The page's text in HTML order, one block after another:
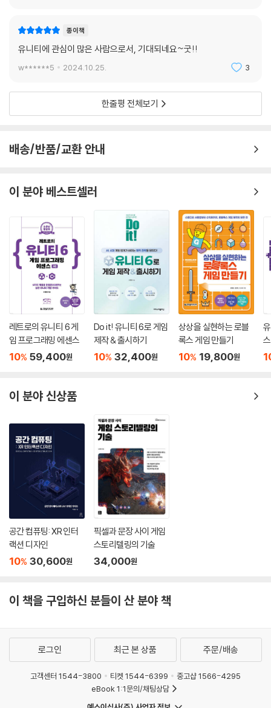
종이책
유니티에 관심이 많은 사람으로서, 기대되네요~굿!!
w******5 2024.10.25. 3
한줄평 전체보기
배송/반품/교환 안내
이 분야 베스트셀러
레트로의 유니티 6 게
임 프로그래밍 에센스
10% 59,400원
Do it! 유니티 6로 게임
제작 & 출시하기
10% 32,400원
상상을 실현하는 로블
록스 게임 만들기
10% 19,800원
이 분야 신상품
공간 컴퓨팅: XR 인터
랙션 디자인
10% 30,600원
픽셀과 문장 사이 게임
스토리텔링의 기술
34,000원
이 책을 구입하신 분들이 산 분야 책
로그인 최근 본 상품 주문/배송
고객센터 1544-3800 티켓 1544-6399
중고샵 1566-4295
eBook 1:1문의/채팅상담